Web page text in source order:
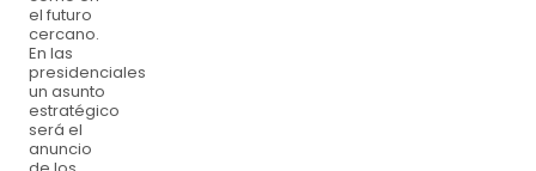
el futuro
cercano.
En las
presidenciales
un asunto
estratégico
será el
anuncio